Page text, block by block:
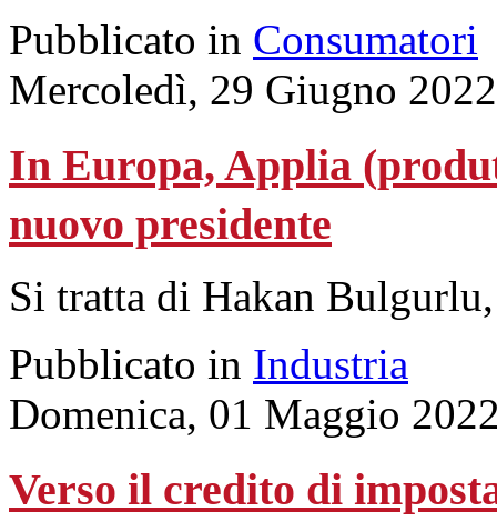
Pubblicato in Consumatori
Mercoledì, 29 Giugno
In Europa, Applia
nuovo presidente
Si tratta di Hakan
Pubblicato in Industria
Domenica, 01 Maggio
Verso il credito di